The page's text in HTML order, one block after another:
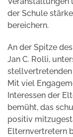
der Schule
bereichern.
An der Spitze
Jan C. Rolli,
Mit viel
Interessen der
bemüht, das
positiv
Elternvertretern